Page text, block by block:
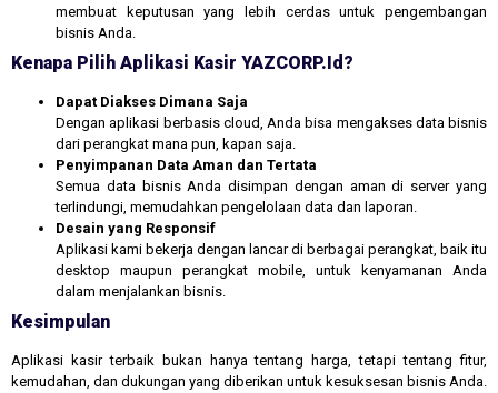
membuat keputusan yang lebih cerdas untuk pengembangan
bisnis Anda.
Kenapa Pilih Aplikasi Kasir YAZCORP.id?
Dapat Diakses Dimana Saja
Dengan aplikasi berbasis cloud, Anda bisa mengakses data bisnis
dari perangkat mana pun, kapan saja.
Penyimpanan Data Aman dan Tertata
Semua data bisnis Anda disimpan dengan aman di server yang
terlindungi, memudahkan pengelolaan data dan laporan.
Desain yang Responsif
Aplikasi kami bekerja dengan lancar di berbagai perangkat, baik itu
desktop maupun perangkat mobile, untuk kenyamanan Anda
dalam menjalankan bisnis.
Kesimpulan
Aplikasi kasir terbaik bukan hanya tentang harga, tetapi tentang fitur,
kemudahan, dan dukungan yang diberikan untuk kesuksesan bisnis Anda.